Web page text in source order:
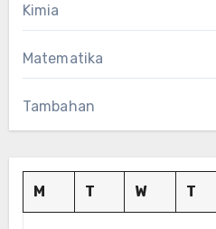
Kimia
Matematika
Tambahan
M T W T